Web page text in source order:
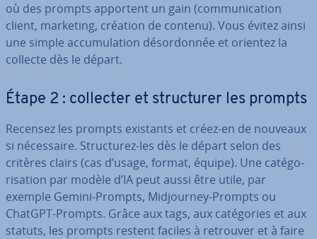
où des prompts apportent un gain (com­mu­ni­ca­tion
client, marketing, création de contenu). Vous évitez ainsi
une simple ac­cu­mu­la­tion dé­sor­don­née et orientez la
collecte dès le départ.
Étape 2 : collecter et struc­tu­rer les prompts
Recensez les prompts existants et créez-en de nouveaux
si né­ces­saire. Struc­tu­rez-les dès le départ selon des
critères clairs (cas d’usage, format, équipe). Une ca­té­go­
ri­sa­tion par modèle d’IA peut aussi être utile, par
exemple Gemini-Prompts, Mid­jour­ney-Prompts ou
ChatGPT-Prompts. Grâce aux tags, aux ca­té­go­ries et aux
statuts, les prompts restent faciles à retrouver et à faire